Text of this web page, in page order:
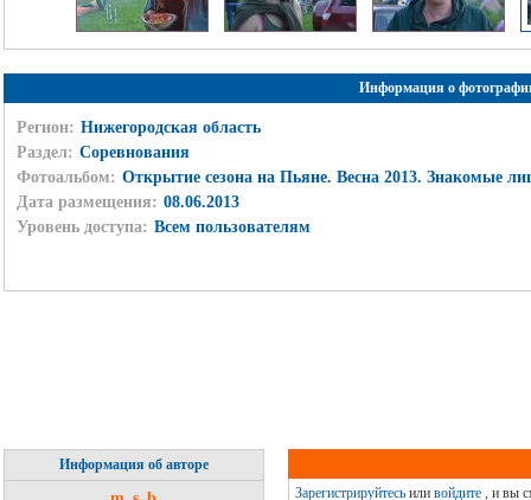
Информация о
Регион: Нижегородская область
Раздел: Соревнования
Фотоальбом: Открытие сезона на Пьяне. Весна 2013. Знакомые
Дата размещения: 08.06.2013
Уровень доступа: Всем пользователям
Информация об авторе
Зарегистрируйтесьили войдите, и вы